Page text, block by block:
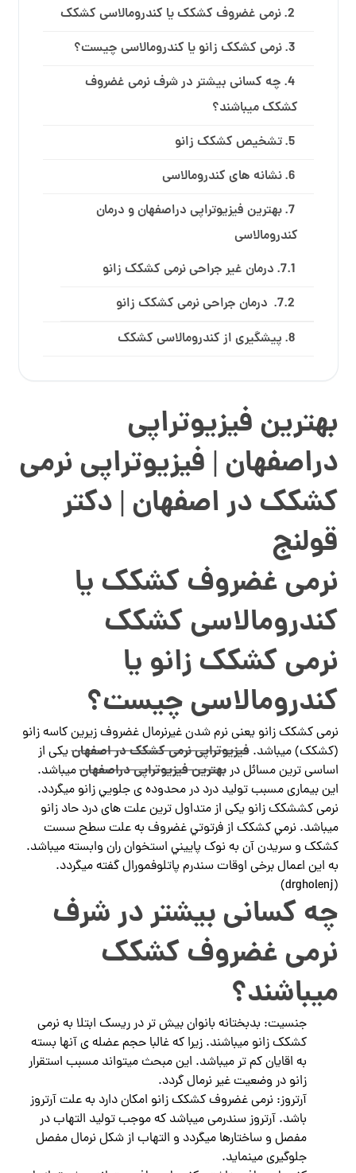
نرمی غضروف کشکک یا کندرومالاسی کشکک
نرمی کشکک زانو یا کندرومالاسی چیست؟
چه کسانی بیشتر در شرف نرمی غضروف
کشکک میباشند؟
تشخیص کشکک زانو
نشانه های کندرومالاسی
بهترین فیزیوتراپی دراصفهان و درمان
کندرومالاسی
درمان غیر جراحی نرمی کشکک زانو
درمان جراحی نرمی کشکک زانو
پیشگیری از کندرومالاسی کشکک
بهترین فیزیوتراپی
دراصفهان | فیزیوتراپی نرمی
کشکک در اصفهان | دکتر
قولنج
نرمی غضروف کشکک یا
کندرومالاسی کشکک
نرمی کشکک زانو یا
کندرومالاسی چیست؟
نرمی کشکک زانو یعنی نرم شدن غیرنرمال غضروف زیرین کاسه زانو
(کشکک) میباشد.فیزیوتراپی نرمی کشکک در اصفهانیکی از
اساسی ترین مسائل دربهترین فیزیوتراپی دراصفهانمیباشد.
این بیماری مسبب تولید درد در محدوده ی جلويي زانو میگردد.
نرمی کششکک زانو یکی از متداول ترین علت های درد حاد زانو
میباشد. نرمي كشکک از فرتوتي غضروف به علت سطح سست
كشكک و سریدن آن به نوک پاييني استخوان ران وابسته میباشد.
به این اعمال برخی اوقات سندرم پاتلوفمورال گفته میگردد.
(drgholenj)
چه کسانی بیشتر در شرف
نرمی غضروف کشکک
میباشند؟
جنسیت: بدبختانه بانوان بیش تر در ریسک ابتلا به نرمی
کشکک زانو میباشند. زیرا که غالبا حجم عضله ‌ی آنها بسته
به اقایان کم تر میباشد. این مبحث میتواند مسبب استقرار
زانو در وضعیت غیر نرمال گردد.
آرتروز: نرمی غضروف کشکک زانو امکان دارد به علت آرتروز
باشد. آرتروز سندرمی میباشد که موجب تولید التهاب در
مفصل و ساختارها میگردد و التهاب از شکل نرمال مفصل
جلوگیری مینماید.